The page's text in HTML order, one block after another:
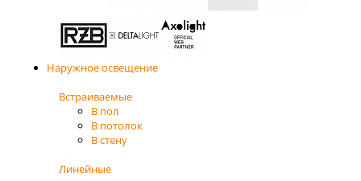
Наружное освещение
Встраиваемые
В пол
В потолок
В стену
Линейные